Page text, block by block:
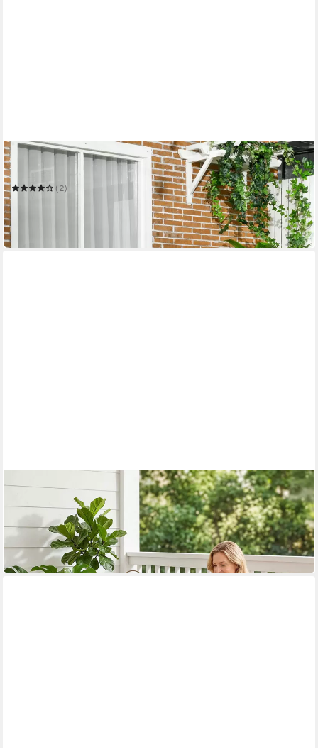
OUTSUNNY
Sitzgruppe mit Couchtisch, 2 Stühlen
(2)
149,99 €
Sitzgruppe Gartensessel mit Hocker Akazienholz Rattan-Sitz
173,99 € UVP348,90 €
-50%
in 2-3 Werktagen bei dir